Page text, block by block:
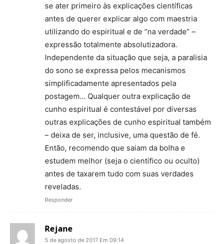
se ater primeiro às explicações científicas
antes de querer explicar algo com maestria
utilizando do espiritual e de “na verdade” –
expressão totalmente absolutizadora.
Independente da situação que seja, a paralisia
do sono se expressa pelos mecanismos
simplificadamente apresentados pela
postagem… Qualquer outra explicação de
cunho espiritual é contestável por diversas
outras explicações de cunho espiritual também
– deixa de ser, inclusive, uma questão de fé.
Então, recomendo que saiam da bolha e
estudem melhor (seja o científico ou oculto)
antes de taxarem tudo com suas verdades
reveladas.
Responder
Rejane
5 de agosto de 2017 Em 09:14